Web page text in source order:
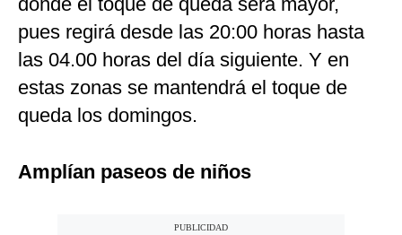
pues regirá desde las 20:00 horas hasta
las 04.00 horas del día siguiente. Y en
estas zonas se mantendrá el toque de
queda los domingos.
Amplían paseos de niños